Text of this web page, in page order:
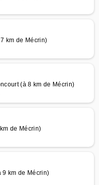
km de Mécrin)
(à 8 km de Mécrin)
de Mécrin)
9 km de Mécrin)